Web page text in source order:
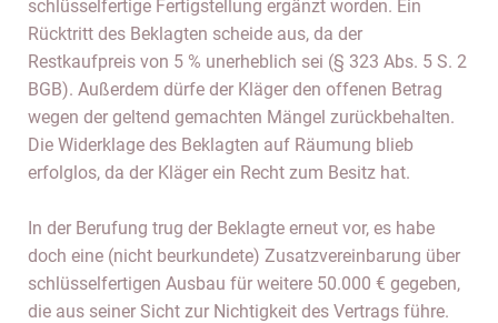
schlüsselfertige Fertigstellung ergänzt worden. Ein
Rücktritt des Beklagten scheide aus, da der
Restkaufpreis von 5 % unerheblich sei (§ 323 Abs. 5 S. 2
BGB). Außerdem dürfe der Kläger den offenen Betrag
wegen der geltend gemachten Mängel zurückbehalten.
Die Widerklage des Beklagten auf Räumung blieb
erfolglos, da der Kläger ein Recht zum Besitz hat.
In der Berufung trug der Beklagte erneut vor, es habe
doch eine (nicht beurkundete) Zusatzvereinbarung über
schlüsselfertigen Ausbau für weitere 50.000 € gegeben,
die aus seiner Sicht zur Nichtigkeit des Vertrags führe.